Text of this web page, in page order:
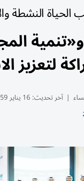
النشطة
لتعزيز
| آخر تحديث:16 يناير 19:59 2025